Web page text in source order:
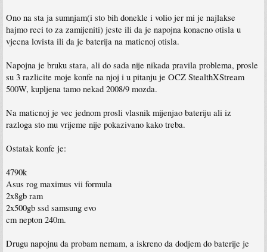
Ono na sta ja sumnjam(i sto bih donekle i volio jer mi je najlakse
hajmo reci to za zamijeniti) jeste ili da je napojna konacno otisla u
vjecna lovista ili da je baterija na maticnoj otisla.
Napojna je bruku stara, ali do sada nije nikada pravila problema, prosle
su 3 razlicite moje konfe na njoj i u pitanju je OCZ StealthXStream
500W, kupljena tamo nekad 2008/9 mozda.
Na maticnoj je vec jednom prosli vlasnik mijenjao bateriju ali iz
razloga sto mu vrijeme nije pokazivano kako treba.
Ostatak konfe je:
4790k
Asus rog maximus vii formula
2x8gb ram
2x500gb ssd samsung evo
cm nepton 240m.
Drugu napojnu da probam nemam, a iskreno da dodjem do baterije je